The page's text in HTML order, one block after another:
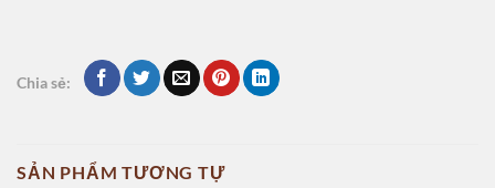
Chia sẻ:
SẢN PHẨM TƯƠNG TỰ